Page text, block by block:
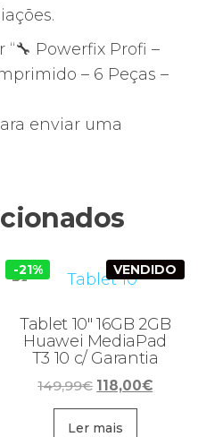
Powerfix Profi –
– 6 Peças –
enviar uma
-21% VENDIDO
Tablet 10″ 16GB 2GB
Huawei MediaPad
T3 10 c/ Garantia
149,99€ O
preço
original
118,00€O
Ler mais